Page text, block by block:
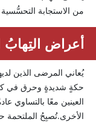
من الاستجابة التحسُّسية
أعراض
يُعاني المرضى الذين
حكةٍ شديدةٍ وحرق في
العينين معًا بالتساوي
الأخرى.تُصبِحُ الملتحمة